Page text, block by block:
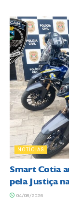
NOTÍCIAS
Smart Cotia
pela Justiça
04/08/2026